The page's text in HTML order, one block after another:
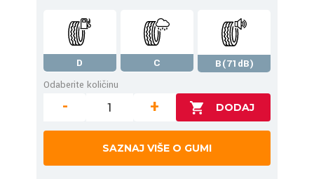
D C
B(71dB)
Odaberite količinu
- +
SAZNAJ VIŠE O GUMI